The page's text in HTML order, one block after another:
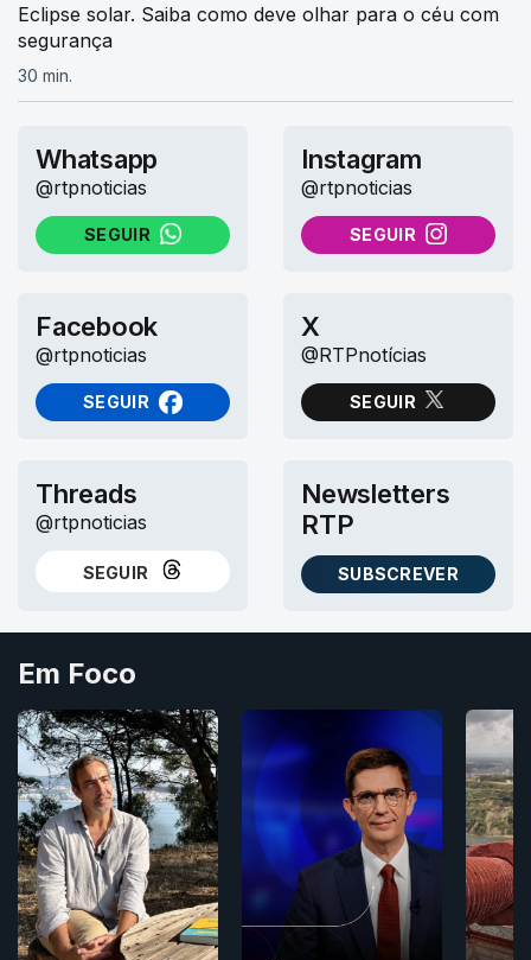
Eclipse solar. Saiba como deve olhar para o céu com
segurança
30 min.
Whatsapp
@rtpnoticias
SEGUIR
NO WHATSAPP
Instagram
@rtpnoticias
SEGUIR
NO INSTAGRAM
Facebook
@rtpnoticias
SEGUIR
NO FACEBOOK
X
@RTPnotícias
SEGUIR
NO X (TWITTER)
Threads
@rtpnoticias
SEGUIR
NO THREADS
Newsletters
RTP
SUBSCREVER
AS NEWSLETTERS RTP
Em Foco